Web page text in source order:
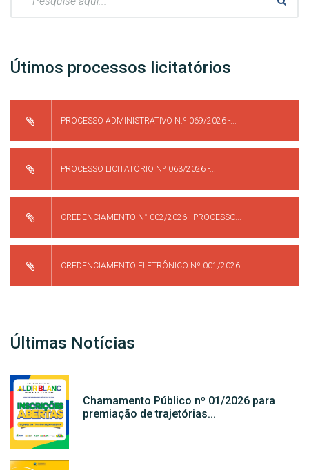
Útimos processos licitatórios
PROCESSO ADMINISTRATIVO N.º 069/2026 -...
PROCESSO LICITATÓRIO Nº 063/2026 -...
CREDENCIAMENTO N° 002/2026 - PROCESSO...
CREDENCIAMENTO ELETRÔNICO Nº 001/2026...
Últimas Notícias
Chamamento Público nº 01/2026 para
premiação de trajetórias...